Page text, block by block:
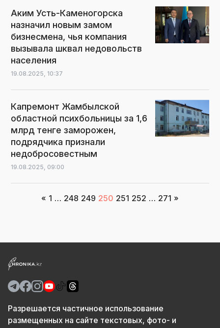
Аким Усть-Каменогорска
назначил новым замом
бизнесмена, чья компания
вызывала шквал недовольств
населения
19.08.2025, 10:37
Капремонт Жамбылской
областной психбольницы за 1,6
млрд тенге заморожен,
подрядчика признали
недобросовестным
19.08.2025, 09:00
« 1 … 248 249 250 251 252 … 271 »
Разрешается частичное использование
размещенных на сайте текстовых, фото- и